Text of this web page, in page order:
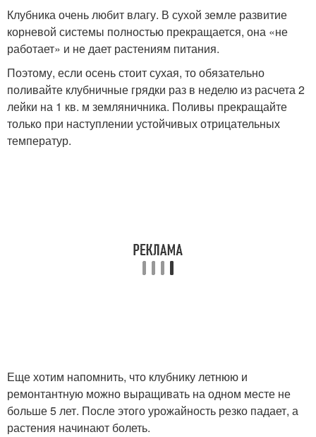
Клубника очень любит влагу. В сухой земле развитие
корневой системы полностью прекращается, она «не
работает» и не дает растениям питания.
Поэтому, если осень стоит сухая, то обязательно
поливайте клубничные грядки раз в неделю из расчета 2
лейки на 1 кв. м земляничника. Поливы прекращайте
только при наступлении устойчивых отрицательных
температур.
Еще хотим напомнить, что клубнику летнюю и
ремонтантную можно выращивать на одном месте не
больше 5 лет. После этого урожайность резко падает, а
растения начинают болеть.